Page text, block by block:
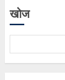
खोज